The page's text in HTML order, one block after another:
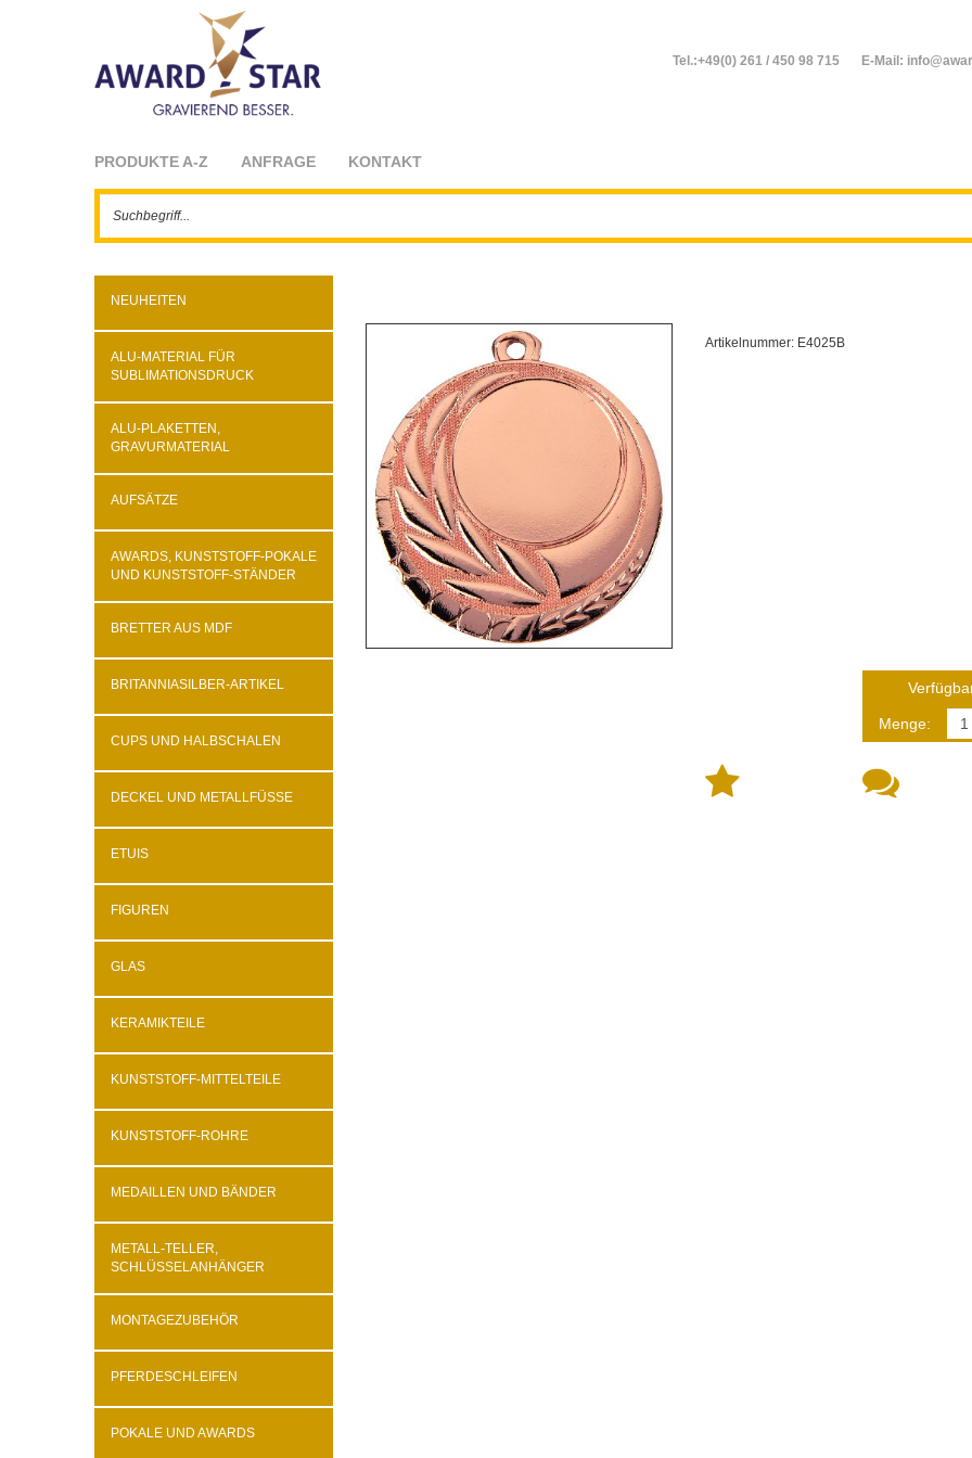
Tel.:+49(0) 261 / 450 98 715 E-Mail:
PRODUKTE A-Z ANFRAGE KONTAKT
NEUHEITEN
ALU-MATERIAL FÜR
SUBLIMATIONSDRUCK
ALU-PLAKETTEN,
GRAVURMATERIAL
AUFSÄTZE
AWARDS, KUNSTSTOFF-POKALE
UND KUNSTSTOFF-STÄNDER
BRETTER AUS MDF
BRITANNIASILBER-ARTIKEL
CUPS UND HALBSCHALEN
DECKEL UND METALLFÜSSE
ETUIS
FIGUREN
GLAS
KERAMIKTEILE
KUNSTSTOFF-MITTELTEILE
KUNSTSTOFF-ROHRE
MEDAILLEN UND BÄNDER
METALL-TELLER,
SCHLÜSSELANHÄNGER
MONTAGEZUBEHÖR
PFERDESCHLEIFEN
POKALE UND AWARDS
Artikelnummer: E4025B
Menge: